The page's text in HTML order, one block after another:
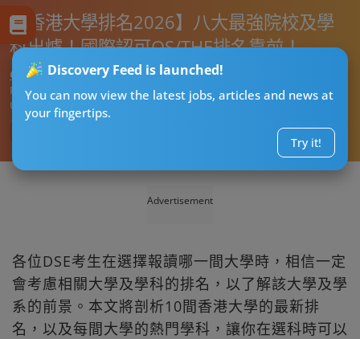
Discovery Feed is launched!
You can now view the latest jobs, articles and news at
your fingertips.
Try it!
【香港大學排名2026】八大最強院校及學
科出爐！國際認可QS/THE排名靠前！
CT湊仔公阿勇
Published:
2026-07-23 19:15
Updated:
2026-07-23 19:15
Advertisement
各位DSE考生在選擇報讀哪一間大學時，相信一定
會考慮相關大學及學科的排名，以了解該大學及學
系的前景。本文將剖析10間香港大學的最新排
名，以及每間大學的熱門學科，讓你在選科時可以